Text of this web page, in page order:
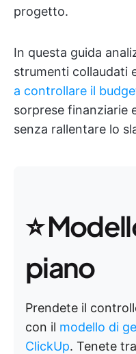
progetto.
In questa guida
strumenti collaudati
a controllare il
sorprese finanziarie
senza rallentare lo
⭐
piano
Prendete il
con il modello di
ClickUp. Tenete